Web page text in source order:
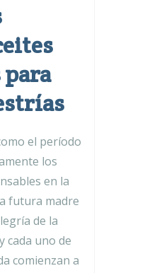
para
el período
los
en la
futura madre
de la
cada uno de
comienzan a